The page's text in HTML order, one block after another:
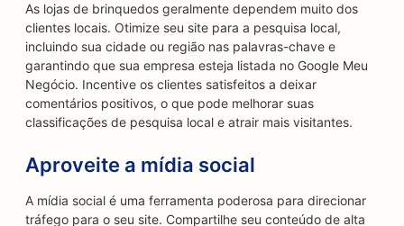
As lojas de brinquedos geralmente dependem muito dos
clientes locais. Otimize seu site para a pesquisa local,
incluindo sua cidade ou região nas palavras-chave e
garantindo que sua empresa esteja listada no Google Meu
Negócio. Incentive os clientes satisfeitos a deixar
comentários positivos, o que pode melhorar suas
classificações de pesquisa local e atrair mais visitantes.
Aproveite a mídia social
A mídia social é uma ferramenta poderosa para direcionar
tráfego para o seu site. Compartilhe seu conteúdo de alta